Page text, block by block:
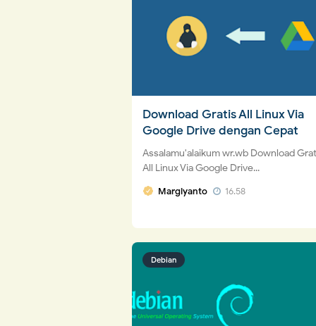
Download Gratis All Linux Via
Google Drive dengan Cepat
Assalamu'alaikum wr.wb Download
All Linux Via Google Drive...
Margiyanto
16.58
Debian